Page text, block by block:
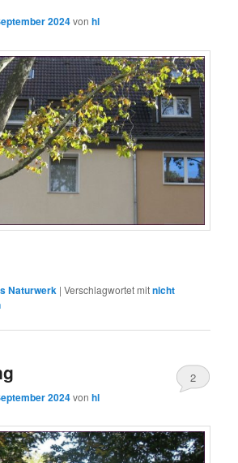
2024vonhl
Naturwerk |Verschlagwortet mitnicht
2024vonhl
2